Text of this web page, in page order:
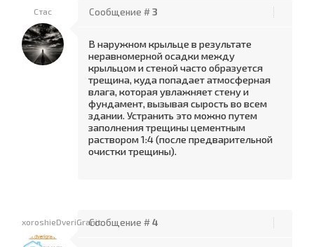
Стас Сообщение #3
В наружном крыльце в результате
неравномерной осадки между
крыльцом и стеной часто образуется
трещина, куда попадает атмосферная
влага, которая увлажняет стену и
фундамент, вызывая сырость во всем
здании. Устранить это можно путем
заполнения трещины цементным
раствором 1:4 (после предварительной
очистки трещины).
xoroshieDveriGranitСообщение #4